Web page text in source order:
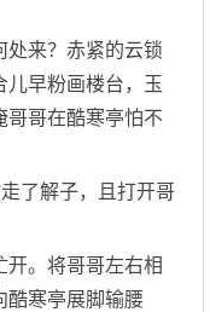
处来？赤紧的云锁
儿早粉画楼台，玉
哥哥在酷寒亭怕不
了解子，且打开哥
开。将哥哥左右相
酷寒亭展脚输腰